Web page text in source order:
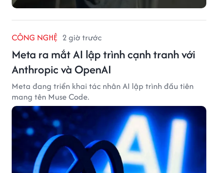
CÔNG NGHỆ 2 giờ trước
Meta ra mắt AI lập trình cạnh tranh với
Anthropic và OpenAI
Meta đang triển khai tác nhân AI lập trình đầu tiên
mang tên Muse Code.